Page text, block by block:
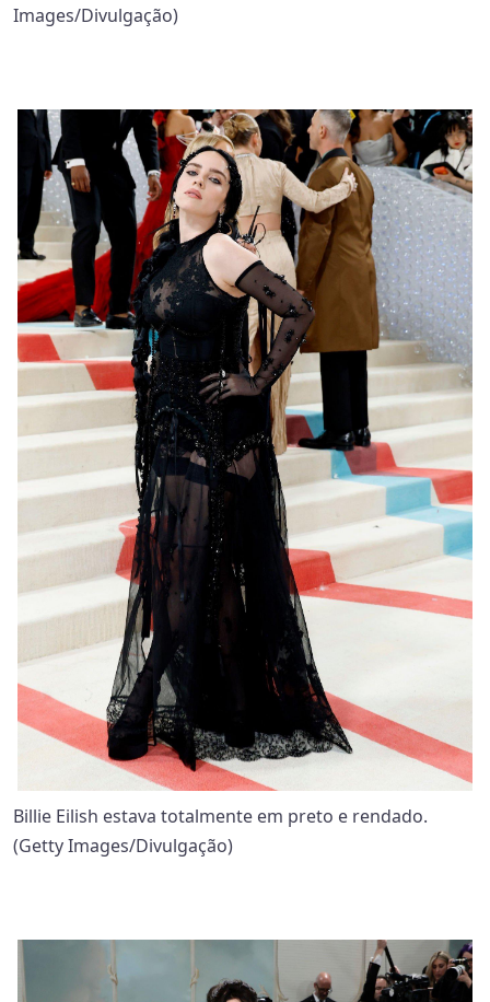
Images/Divulgação)
Billie Eilish estava totalmente em preto e rendado.
(Getty Images/Divulgação)